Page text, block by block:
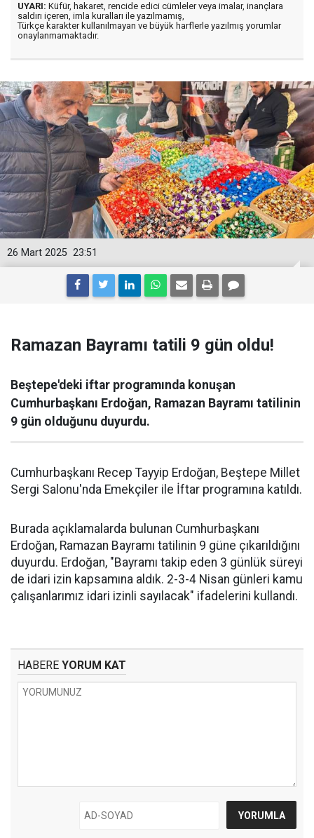
UYARI: Küfür, hakaret, rencide edici cümleler veya imalar, inançlara
saldırı içeren, imla kuralları ile yazılmamış,
Türkçe karakter kullanılmayan ve büyük harflerle yazılmış yorumlar
onaylanmamaktadır.
23:51
26 Mart 2025
Ramazan Bayramı tatili 9 gün oldu!
Beştepe'deki iftar programında konuşan
Cumhurbaşkanı Erdoğan, Ramazan Bayramı tatilinin
9 gün olduğunu duyurdu.
Cumhurbaşkanı Recep Tayyip Erdoğan, Beştepe Millet
Sergi Salonu'nda Emekçiler ile İftar programına katıldı.
Burada açıklamalarda bulunan Cumhurbaşkanı
Erdoğan, Ramazan Bayramı tatilinin 9 güne çıkarıldığını
duyurdu. Erdoğan, "Bayramı takip eden 3 günlük süreyi
de idari izin kapsamına aldık. 2-3-4 Nisan günleri kamu
çalışanlarımız idari izinli sayılacak" ifadelerini kullandı.
HABERE YORUM KAT